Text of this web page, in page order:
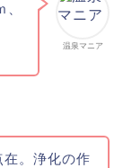
温泉マニア
。浄化の作